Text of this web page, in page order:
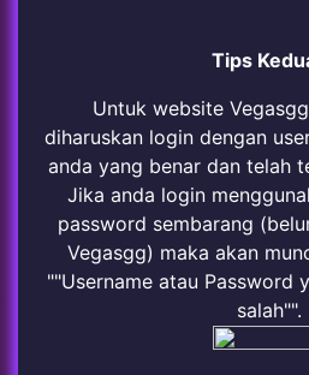
Tips
Untuk website
diharuskan login dengan
anda yang benar dan telah
Jika anda login
password sembarang
Vegasgg) maka akan
""Username atau Password
salah"".